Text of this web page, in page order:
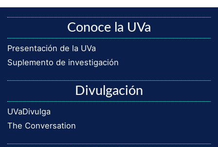
Conoce la UVa
Presentación de la UVa
Suplemento de investigación
Divulgación
UVaDivulga
The Conversation